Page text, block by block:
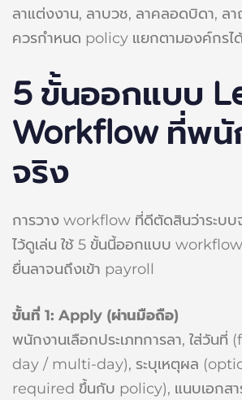
ลาแต่งงาน, ลาบวช, ลาคลอดบิดา, ล
ควรกำหนด policy แยกตามองค์กรไ
5 ขั้นออกแบบ
Workflow ที่พนั
จริง
การวาง workflow ที่ดีตัดสินว่าระบบ
ไว้ดูเล่น ใช้ 5 ขั้นนี้ออกแบบ
ยื่นลาจนถึงเข้า payroll
ขั้นที่ 1: Apply (ผ่านมือถือ)
พนักงานเลือกประเภทการลา, ใส่วัน
day / multi-day), ระบุเหตุผล
required ขึ้นกับ policy), แนบเอกสา